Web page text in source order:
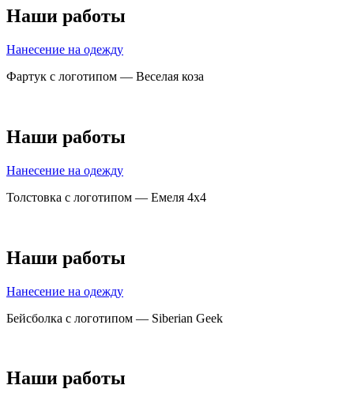
Наши работы
Нанесение на одежду
Фартук с логотипом — Веселая коза
Наши работы
Нанесение на одежду
Толстовка с логотипом — Емеля 4х4
Наши работы
Нанесение на одежду
Бейсболка с логотипом — Siberian Geek
Наши работы